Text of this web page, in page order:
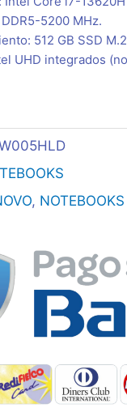
DDR5-5200 MHz.
512 GB SSD
UHD integrados
, NOTEBOOKS